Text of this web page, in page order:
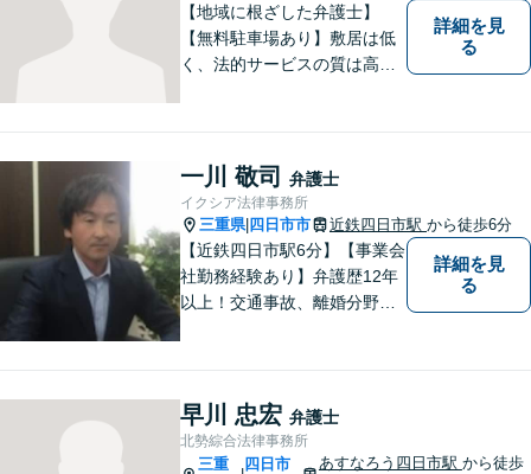
【地域に根ざした弁護士】
【無料駐車場あり】敷居は低
く、法的サービスの質は高く
題／離婚問題／相続問題／企
業法務など、幅広く対応可
能。【明確な料金体系】どう
ぞご連絡ください。
詳細を見
る
一川 敬司 弁護士
イクシア法律事務所
三重県| 四日市市 近鉄四日市駅 から徒歩6分
【近鉄四日市駅6分】【事業会
社勤務経験あり】弁護歴12年
以上！交通事故、離婚分野に
す。明瞭会計を心がけていま
す。まずはお気軽にご相談
を！
詳細を見
る
早川 忠宏 弁護士
北勢綜合法律事務所
三重
四日市
あすなろう四日市駅 から徒歩